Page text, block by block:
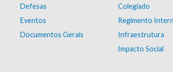
Defesas
Eventos
Documentos Gerais
Colegiado
Regimento
Infraestrutura
Impacto Social